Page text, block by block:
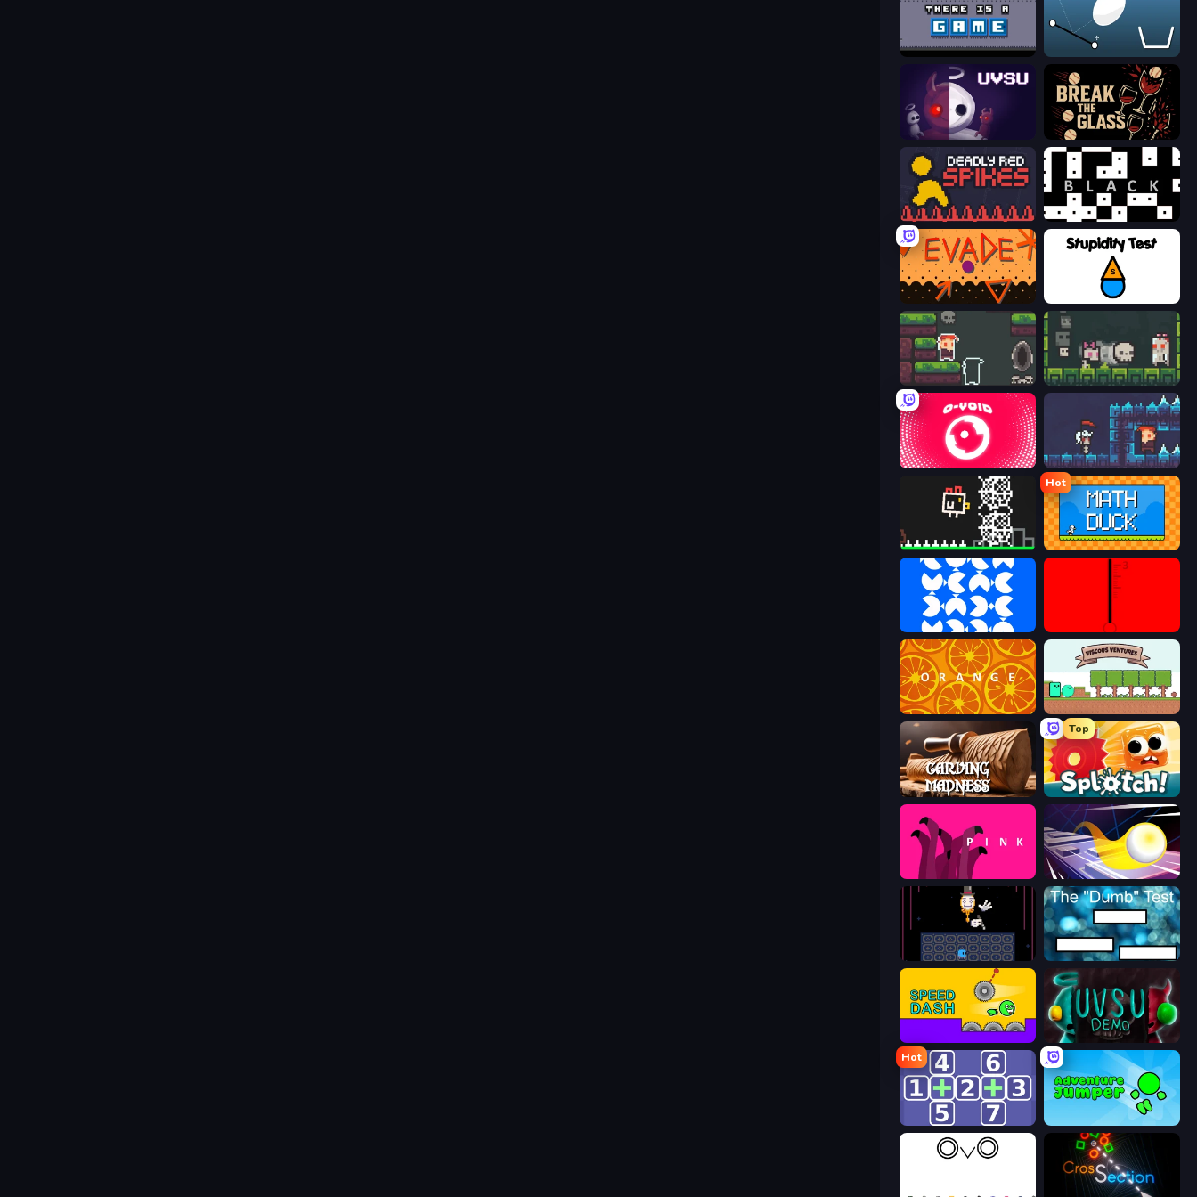
There Is No Game Bouncy Egg
UVSU Break the Glass
Deadly Red Spikes black
Evade Stupidity Test
A Grim Love Tale A Grim Chase
O-VOID A Grim Granny
Chicken and Bee
Hot
Math Duck
blue
orange Viscous Ventures
Carving Madness
Top
Splotch!
pink (Bart Bonte) Leap and Avoid 2
Just One Boss The Dumb Test
UVSU Demo
Hot
Math Push Adventure Jumper